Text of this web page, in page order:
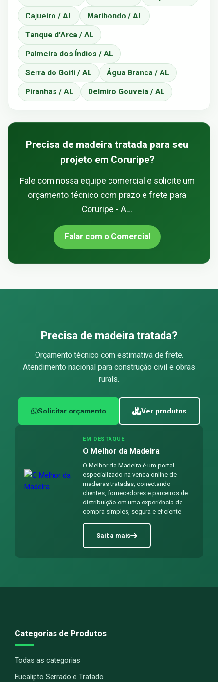
Cajueiro / AL Maribondo / AL
Tanque d'Arca / AL
Palmeira dos Índios / AL
Serra do Goiti / AL Água Branca / AL
Piranhas / AL Delmiro Gouveia / AL
Precisa de madeira tratada para seu
projeto em Coruripe?
Fale com nossa equipe comercial e solicite um
orçamento técnico com prazo e frete para
Coruripe - AL.
Falar com o Comercial
Precisa de madeira tratada?
Orçamento técnico com estimativa de frete.
Atendimento nacional para construção civil e obras
rurais.
Solicitar orçamento Ver produtos
EM DESTAQUE
O Melhor da Madeira
O Melhor da Madeira é um portal
especializado na venda online de
madeiras tratadas, conectando
clientes, fornecedores e parceiros de
distribuição em uma experiência de
compra simples, segura e eficiente.
Saiba mais
Categorias de Produtos
Todas as categorias
Eucalipto Serrado e Tratado